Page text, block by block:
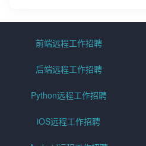
前端远程工作招聘
后端远程工作招聘
Python远程工作招聘
iOS远程工作招聘